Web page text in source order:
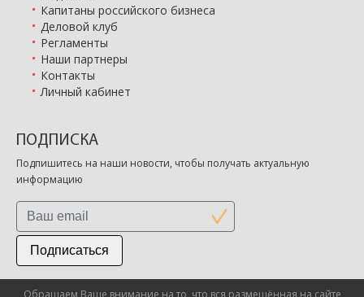
Капитаны российского бизнеса
Деловой клуб
Регламенты
Наши партнеры
Контакты
Личный кабинет
ПОДПИСКА
Подпишитесь на наши новости, чтобы получать актуальную
информацию
Подписаться
Обращаем Ваше внимание на то, что вся размещённая на сайте